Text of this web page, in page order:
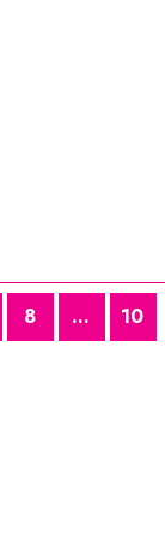
8 ... 10